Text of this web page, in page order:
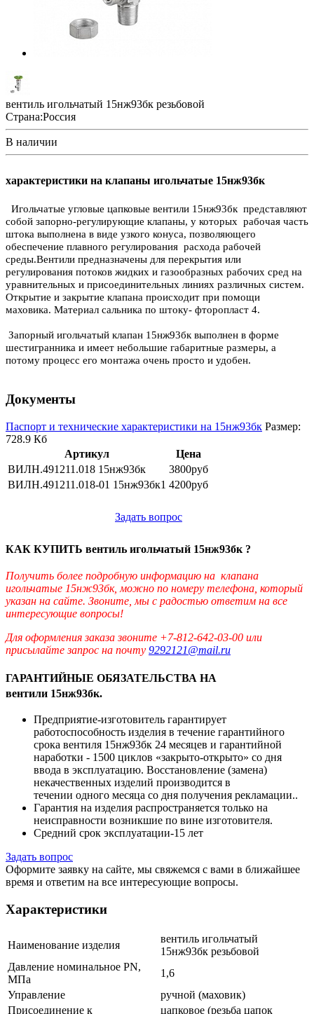
вентиль игольчатый 15нж93бк резьбовой
Страна:Россия
В наличии
характеристики на клапаны игольчатые 15нж93бк
Игольчатые угловые цапковые вентили 15нж93бк представляют
собой запорно-регулирующие клапаны, у которых рабочая часть
штока выполнена в виде узкого конуса, позволяющего
обеспечение плавного регулирования расхода рабочей
среды.Вентили предназначены для перекрытия или
регулирования потоков жидких и газообразных рабочих сред на
уравнительных и присоединительных линиях различных систем.
Открытие и закрытие клапана происходит при помощи
маховика. Материал сальника по штоку- фторопласт 4.
Запорный игольчатый клапан 15нж93бк выполнен в форме
шестигранника и имеет небольшие габаритные размеры, а
потому процесс его монтажа очень просто и удобен.
Документы
Паспорт и технические характеристики на 15нж93бк Размер:
728.9 Кб
Артикул
Цена
ВИЛН.491211.018 15нж93бк
3800руб
ВИЛН.491211.018-01 15нж93бк1 4200руб
Задать вопрос
КАК КУПИТЬ вентиль игольчатый 15нж93бк ?
Получить более подробную информацию на клапана
игольчатые 15нж93бк, можно по номеру телефона, который
указан на сайте. Звоните, мы с радостью ответим на все
интересующие вопросы!
Для оформления заказа звоните +7-812-642-03-00 или
присылайте запрос на почту 9292121@mail.ru
ГАРАНТИЙНЫЕ ОБЯЗАТЕЛЬСТВА НА
вентили 15нж93бк.
Предприятие-изготовитель гарантирует
работоспособность изделия в течение гарантийного
срока вентиля 15нж93бк 24 месяцев и гарантийной
наработки - 1500 циклов «закрыто-открыто» со дня
ввода в эксплуатацию. Восстановление (замена)
некачественных изделий производится в
течении одного месяца со дня получения рекламации..
Гарантия на изделия распространяется только на
неисправности возникшие по вине изготовителя.
Средний срок эксплуатации-15 лет
Задать вопрос
Оформите заявку на сайте, мы свяжемся с вами в ближайшее
время и ответим на все интересующие вопросы.
Характеристики
Наименование изделия
вентиль игольчатый
15нж93бк резьбовой
Давление номинальное PN,
МПа
1,6
Управление
ручной (маховик)
Присоединение к
цапковое (резьба цапок